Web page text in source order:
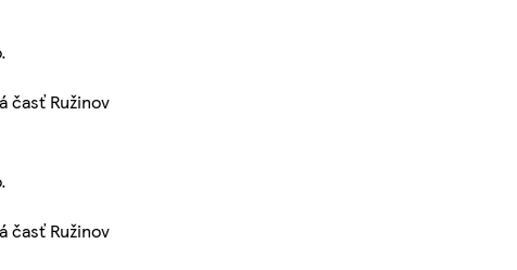
časť Ružinov
časť Ružinov